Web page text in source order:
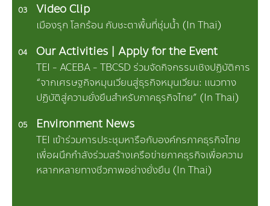
03 Video Clip
เมืองรุก โลกร้อน กับชะตาพื้นที่ชุ่มน้ำ (In Thai)
04 Our Activities | Apply for the Event
TEI - ACEBA - TBCSD ร่วมจัดกิจกรรมเชิงปฏิบัติการ
“จากเศรษฐกิจหมุนเวียนสู่ธุรกิจหมุนเวียน: แนวทาง
ปฏิบัติสู่ความยั่งยืนสำหรับภาคธุรกิจไทย” (In Thai)
05 Environment News
TEI เข้าร่วมการประชุมหารือกับองค์กรภาคธุรกิจไทย
เพื่อผนึกกำลังร่วมสร้างเครือข่ายภาคธุรกิจเพื่อความ
หลากหลายทางชีวภาพอย่างยั่งยืน (In Thai)